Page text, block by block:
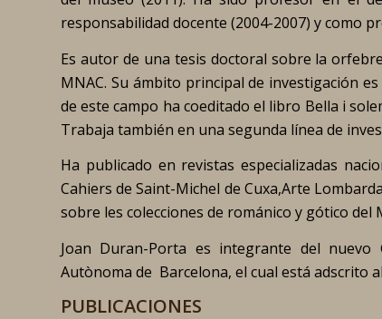
responsabilidad docente (2004-2007) y como
Es autor de una tesis doctoral sobre la
MNAC. Su ámbito principal de investigación
de este campo ha coeditado el libro Bella i
Trabaja también en una segunda línea de
Ha publicado en revistas especializadas
Cahiers de Saint-Michel de Cuxa,Arte
sobre les colecciones de románico y gótico del
Joan Duran-Porta es integrante del nuevo
Autònoma de Barcelona, el cual está adscrito
PUBLICACIONES